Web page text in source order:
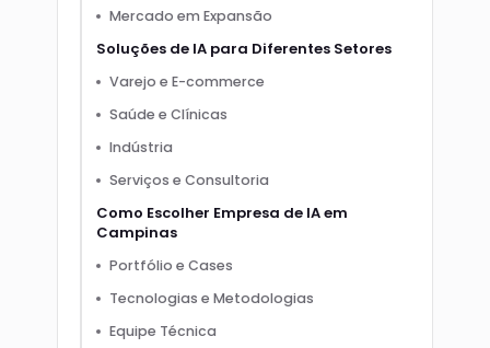
Mercado em Expansão
Soluções de IA para Diferentes Setores
Varejo e E-commerce
Saúde e Clínicas
Indústria
Serviços e Consultoria
Como Escolher Empresa de IA em
Campinas
Portfólio e Cases
Tecnologias e Metodologias
Equipe Técnica